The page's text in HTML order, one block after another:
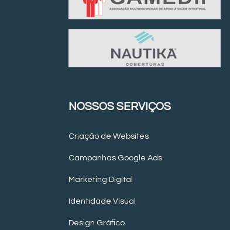
NOSSOS SERVIÇOS
Criação de Websites
Campanhas Google Ads
Marketing Digital
Identidade Visual
Design Gráfico